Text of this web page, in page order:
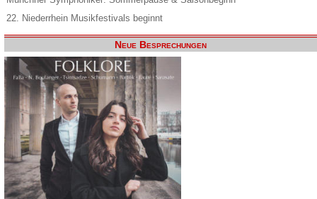
22. Niederrhein Musikfestivals beginnt
Neue Besprechungen